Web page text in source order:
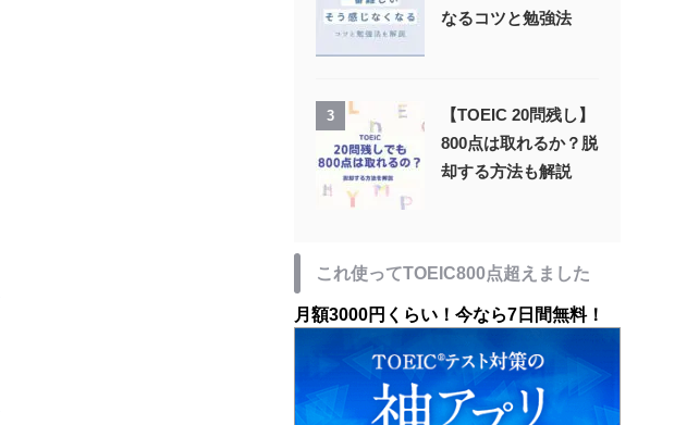
なるコツと勉強法
3
【TOEIC 20問残し】
800点は取れるか？脱
却する方法も解説
これ使ってTOEIC800点超えました
月額3000円くらい！今なら7日間無料！